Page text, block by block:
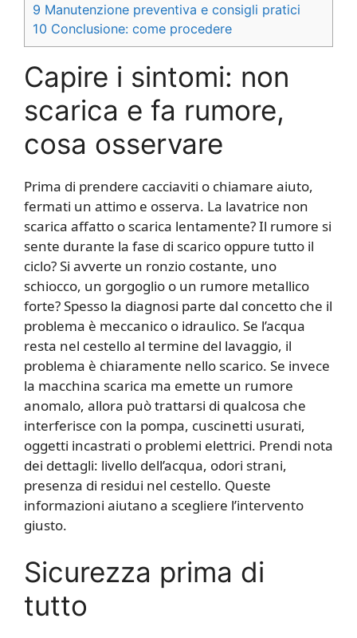
9 Manutenzione preventiva e consigli pratici
10 Conclusione: come procedere
Capire i sintomi: non
scarica e fa rumore,
cosa osservare
Prima di prendere cacciaviti o chiamare aiuto,
fermati un attimo e osserva. La lavatrice non
scarica affatto o scarica lentamente? Il rumore si
sente durante la fase di scarico oppure tutto il
ciclo? Si avverte un ronzio costante, uno
schiocco, un gorgoglio o un rumore metallico
forte? Spesso la diagnosi parte dal concetto che il
problema è meccanico o idraulico. Se l’acqua
resta nel cestello al termine del lavaggio, il
problema è chiaramente nello scarico. Se invece
la macchina scarica ma emette un rumore
anomalo, allora può trattarsi di qualcosa che
interferisce con la pompa, cuscinetti usurati,
oggetti incastrati o problemi elettrici. Prendi nota
dei dettagli: livello dell’acqua, odori strani,
presenza di residui nel cestello. Queste
informazioni aiutano a scegliere l’intervento
giusto.
Sicurezza prima di
tutto